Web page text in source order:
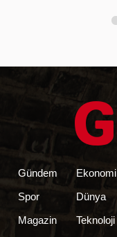
Gündem
Spor
Magazin
Ekonomi
Dünya
Teknoloji